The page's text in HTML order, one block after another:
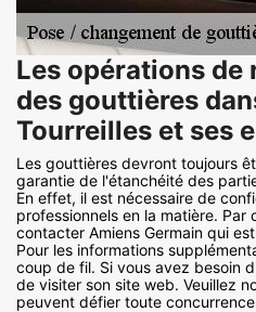
Les opérations de
des gouttières
Tourreilles et ses
Les gouttières devront toujours
garantie de l'étanchéité des
En effet, il est nécessaire de
professionnels en la matière.
contacter Amiens Germain qui
Pour les informations
coup de fil. Si vous avez besoin
de visiter son site web. Veuillez
peuvent défier toute